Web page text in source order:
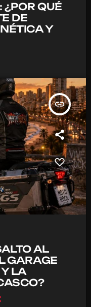
¿POR QUÉ
DE
Y
insert_link
AL
GARAGE
LA